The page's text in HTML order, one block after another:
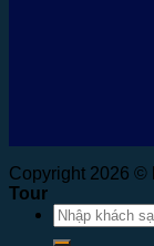
Copyright 2026 ©
Tour
Tìm
kiếm: